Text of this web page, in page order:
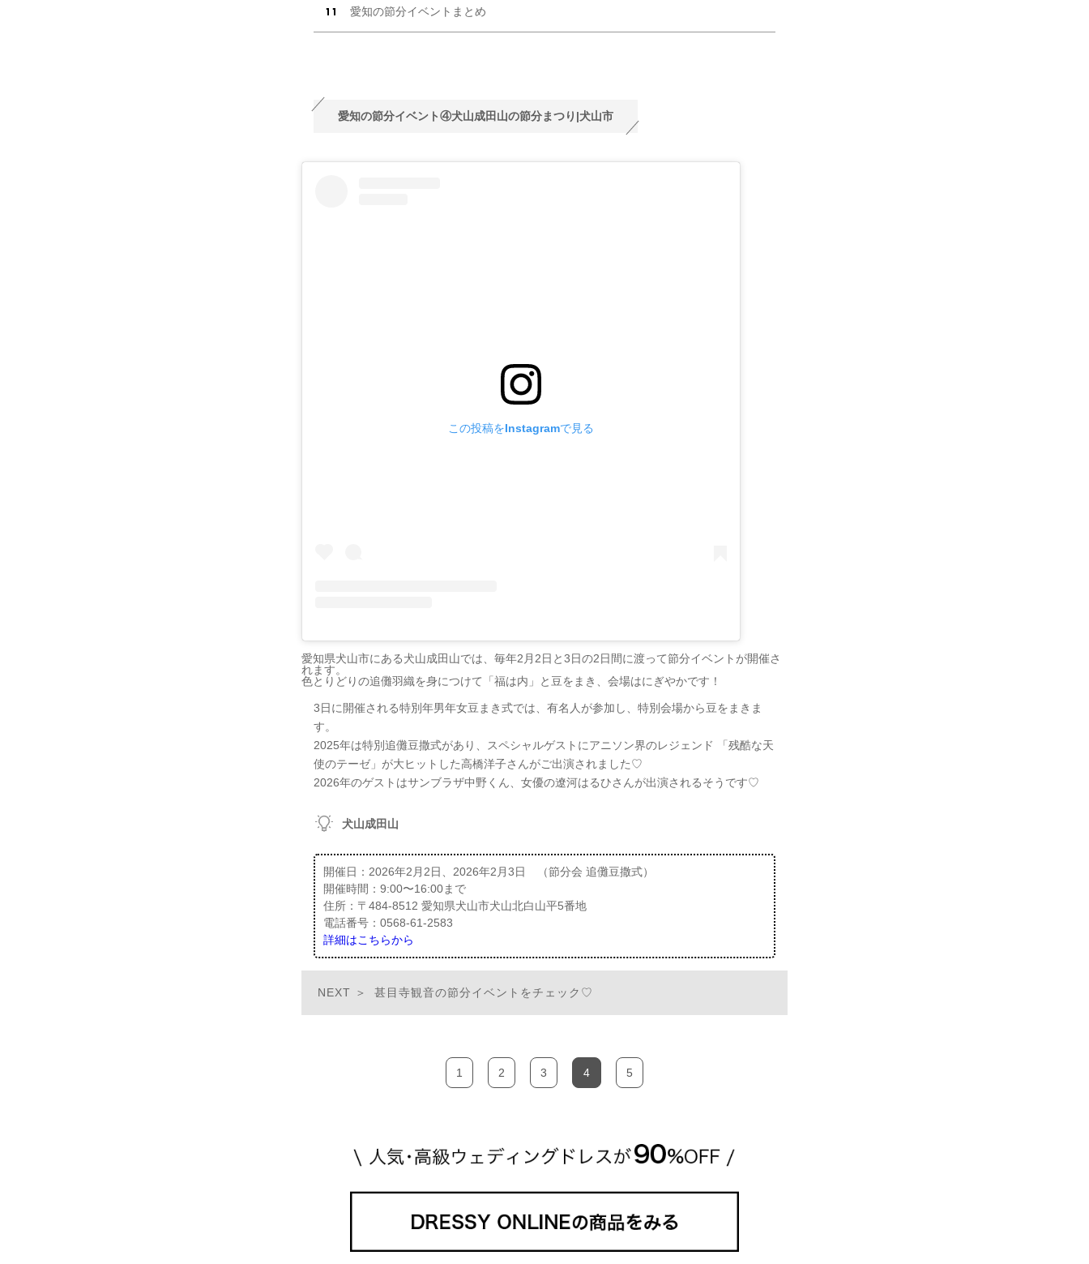
愛知の節分イベントまとめ
愛知の節分イベント④犬山成田山の節分まつり|犬山市
この投稿をInstagramで見る
愛知県犬山市にある犬山成田山では、毎年2月2日と3日の2日間に渡って節分イベントが開催さ
れます。
色とりどりの追儺羽織を身につけて「福は内」と豆をまき、会場はにぎやかです！
3日に開催される特別年男年女豆まき式では、有名人が参加し、特別会場から豆をまきま
す。
2025年は特別追儺豆撒式があり、スペシャルゲストにアニソン界のレジェンド 「残酷な天
使のテーゼ」が大ヒットした高橋洋子さんがご出演されました♡
2026年のゲストはサンブラザ中野くん、女優の遼河はるひさんが出演されるそうです♡
犬山成田山
開催日：2026年2月2日、2026年2月3日 （節分会 追儺豆撒式）
開催時間：9:00〜16:00まで
住所：〒484-8512 愛知県犬山市犬山北白山平5番地
電話番号：0568-61-2583
詳細はこちらから
甚目寺観音の節分イベントをチェック♡
1 2 3 4 5